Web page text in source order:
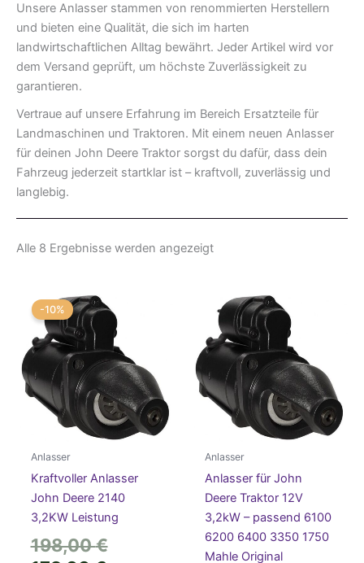
Unsere Anlasser stammen von renommierten Herstellern
und bieten eine Qualität, die sich im harten
landwirtschaftlichen Alltag bewährt. Jeder Artikel wird vor
dem Versand geprüft, um höchste Zuverlässigkeit zu
garantieren.
Vertraue auf unsere Erfahrung im Bereich Ersatzteile für
Landmaschinen und Traktoren. Mit einem neuen Anlasser
für deinen John Deere Traktor sorgst du dafür, dass dein
Fahrzeug jederzeit startklar ist – kraftvoll, zuverlässig und
langlebig.
Alle 8 Ergebnisse werden angezeigtNach
-10%
Anlasser
Kraftvoller Anlasser
John Deere 2140
3,2KW Leistung
198,00€Ursprünglicher
Anlasser
Anlasser für John
Deere Traktor 12V
3,2kW – passend 6100
6200 6400 3350 1750
Mahle Original